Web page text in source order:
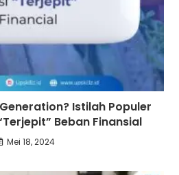
Istilah Populer
Beban Finansial
Mei 18, 2024